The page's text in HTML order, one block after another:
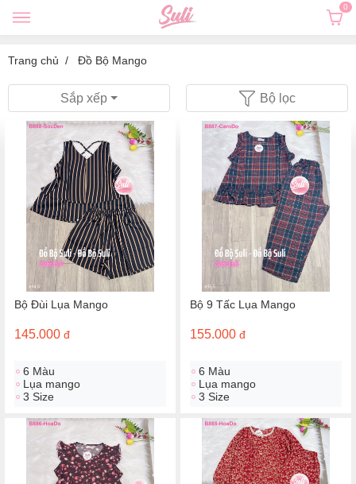
0
Trang chủ Đồ Bộ Mango
Sắp xếp Bộ lọc
Bộ Đùi Lụa Mango
145.000 đ
6 Màu
Lụa mango
3 Size
Bộ 9 Tấc Lụa Mango
155.000 đ
6 Màu
Lụa mango
3 Size